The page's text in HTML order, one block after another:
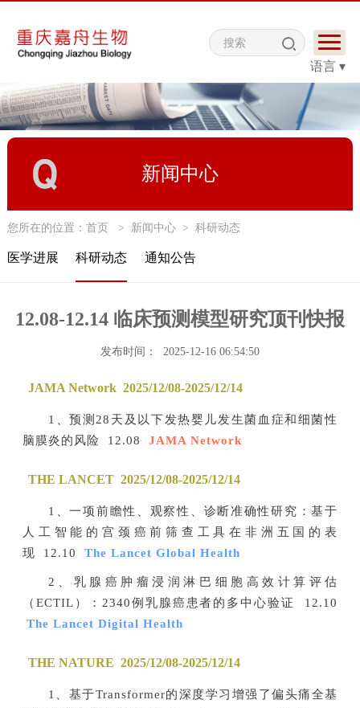
语言 ▾
新闻中心
您所在的位置： 首页> 新闻中心> 科研动态
医学进展 科研动态 通知公告
12.08-12.14 临床预测模型研究顶刊快报
发布时间： 2025-12-16 06:54:50
JAMA Network 2025/12/08-2025/12/14
1、预测28天及以下发热婴儿发生菌血症和细菌性
脑膜炎的风险 12.08
JAMA Network
THE LANCET 2025/12/08-2025/12/14
1、一项前瞻性、观察性、诊断准确性研究：基于
人工智能的宫颈癌前筛查工具在非洲五国的表
现 12.10 The Lancet Global Health
2、乳腺癌肿瘤浸润淋巴细胞高效计算评估
（ECTIL）：2340例乳腺癌患者的多中心验证 12.10
The Lancet Digital Health
THE NATURE 2025/12/08-2025/12/14
1、基于Transformer的深度学习增强了偏头痛全基